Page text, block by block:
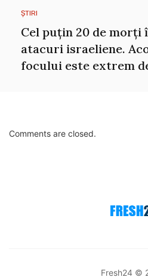
ȘTIRI
Cel puțin 20 de morți
atacuri israeliene.
focului este extrem
Comments are closed.
Fresh24 ©